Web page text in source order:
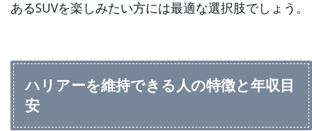
あるSUVを楽しみたい方には最適な選択肢でしょう。
ハリアーを維持できる人の特徴と年収目
安